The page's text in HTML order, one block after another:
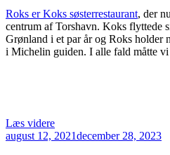
Roks er Koks søsterrestaurant, der
centrum af Torshavn. Koks flyttede
Grønland i et par år og Roks holder
i Michelin guiden. I alle fald måtte vi
Læs videre“On
the
Udgivet
august 12, 2021december 28, 2023